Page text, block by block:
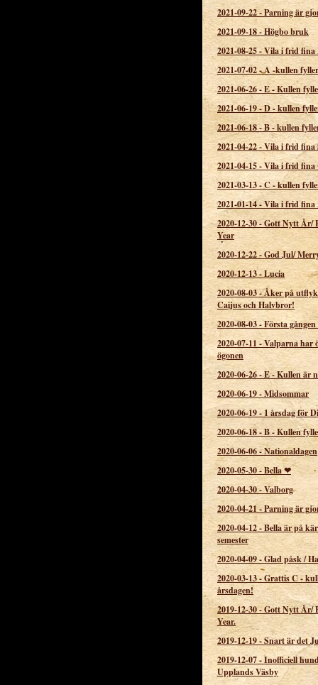
2021-09-22-Parning är
2021-09-18-Högbo bruk
2021-08-25-Vila i frid fina
2021-07-02-A -kullen
2021-06-26-E - Kullen
2021-06-19-D - kullen
2021-06-18-B - kullen
2021-04-22-Vila i frid fina
2021-04-15-Vila i frid fina
2021-03-13-C - kullen
2021-01-14-Vila i frid fina
2020-12-30-Gott Nytt År/
Year
2020-12-22-God Jul/
2020-12-13-Lucia
2020-08-03-Åker på
Caijus och Halvbror!
2020-08-03-Första
2020-07-11-Valparna har
ögonen
2020-06-26-E - Kullen är
2020-06-19-Midsommar
2020-06-19- 1 årsdag för
2020-06-18-B - Kullen
2020-06-06-Nationaldagen
2020-05-30-Bella ❤
2020-04-30-Valborg
2020-04-21-Parning är
2020-04-12-Bella är på
semester
2020-04-09-Glad påsk /
2020-03-13-Grattis C -
årsdagen!
2019-12-30-Gott Nytt År/
Year.
2019-12-19-Snart är det
2019-12-07-Inofficiell
Upplands Väsby